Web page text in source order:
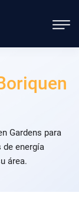
Gardens para
de energía
área.